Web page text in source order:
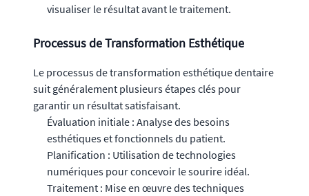
visualiser le résultat avant le traitement.
Processus de Transformation Esthétique
Le processus de transformation esthétique dentaire
suit généralement plusieurs étapes clés pour
garantir un résultat satisfaisant.
Évaluation initiale : Analyse des besoins
esthétiques et fonctionnels du patient.
Planification : Utilisation de technologies
numériques pour concevoir le sourire idéal.
Traitement : Mise en œuvre des techniques